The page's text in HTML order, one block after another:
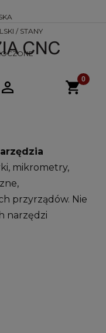
mikrometry,
przyrządów. Nie
narzędzi